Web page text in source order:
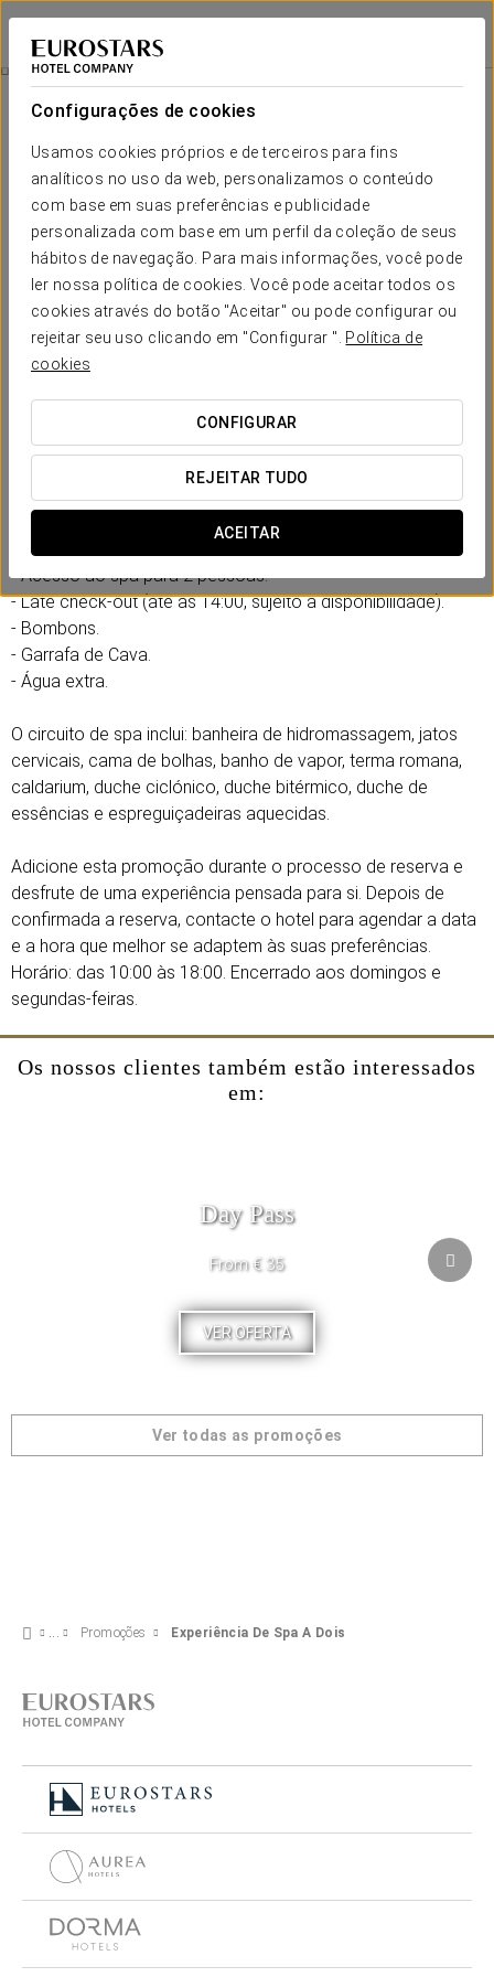
Configurações de cookies
Usamos cookies próprios e de terceiros para fins
analíticos no uso da web, personalizamos o conteúdo
com base em suas preferências e publicidade
personalizada com base em um perfil da coleção de seus
hábitos de navegação. Para mais informações, você pode
ler nossa política de cookies. Você pode aceitar todos os
cookies através do botão "Aceitar" ou pode configurar ou
rejeitar seu uso clicando em "Configurar ". Política de
cookies
CONFIGURAR
REJEITAR TUDO
ACEITAR
Eurostars Las Salinas
FUERTEVENTURA
Experiência De Spa A Dois
80 €
Experiência de Spa a Dois
Esqueçam a rotina e a pressa. Tudo foi pensado para vos
ajudar a desligar do mundo e a reencontrarem-se um com o
outro. A oportunidade perfeita para desfrutarem de
momentos especiais juntos e deixarem o stress para trás.
Inclui:
- Acesso ao spa para 2 pessoas.
- Late check-out (até às 14:00, sujeito a disponibilidade).
- Bombons.
- Garrafa de Cava.
- Água extra.
O circuito de spa inclui: banheira de hidromassagem, jatos
cervicais, cama de bolhas, banho de vapor, terma romana,
caldarium, duche ciclónico, duche bitérmico, duche de
essências e espreguiçadeiras aquecidas.
Adicione esta promoção durante o processo de reserva e
desfrute de uma experiência pensada para si. Depois de
confirmada a reserva, contacte o hotel para agendar a data
e a hora que melhor se adaptem às suas preferências.
Horário: das 10:00 às 18:00. Encerrado aos domingos e
segundas-feiras.
Os nossos clientes também estão interessados
em:
Day Pass
From € 35
VER OFERTA
Ver todas as promoções
Promoções Experiência De Spa A Dois